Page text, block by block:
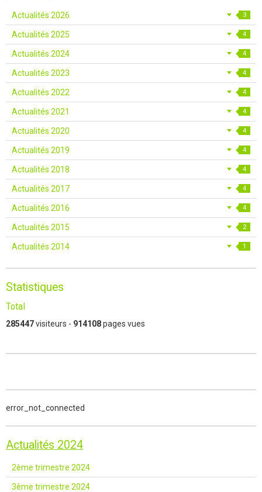
Actualités 2026 3
Actualités 2025 4
Actualités 2024 4
Actualités 2023 4
Actualités 2022 4
Actualités 2021 4
Actualités 2020 4
Actualités 2019 4
Actualités 2018 4
Actualités 2017 4
Actualités 2016 4
Actualités 2015 2
Actualités 2014 1
Statistiques
Total
285447visiteurs - 914108pages vues
error_not_connected
Actualités 2024
2ème trimestre 2024
3ème trimestre 2024